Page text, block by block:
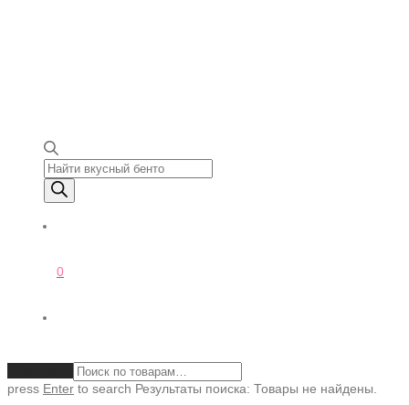
Поиск товаров
0
press Enter to search Результаты поиска: Товары не найдены.